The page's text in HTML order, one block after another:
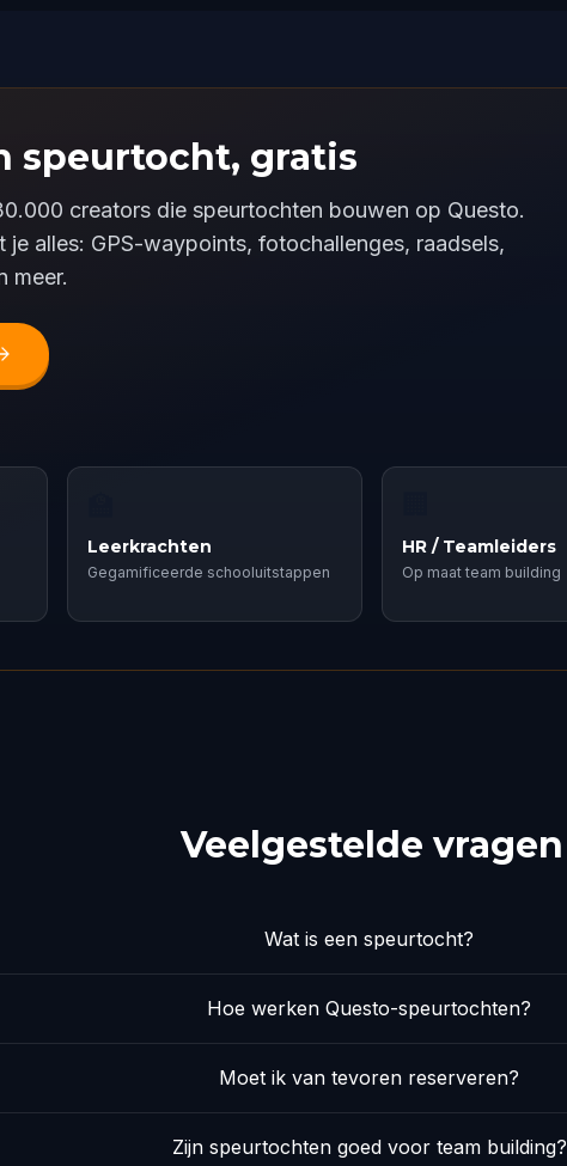
speurtocht, gratis
creators die speurtochten bouwen op Questo.
je alles: GPS-waypoints, fotochallenges, raadsels,
meer.
Leerkrachten
Gegamificeerde schooluitstappen
HR / Teamleiders
Op maat team building
Veelgestelde vragen
Wat is een speurtocht?
Hoe werken Questo-speurtochten?
Moet ik van tevoren reserveren?
Zijn speurtochten goed voor team building?